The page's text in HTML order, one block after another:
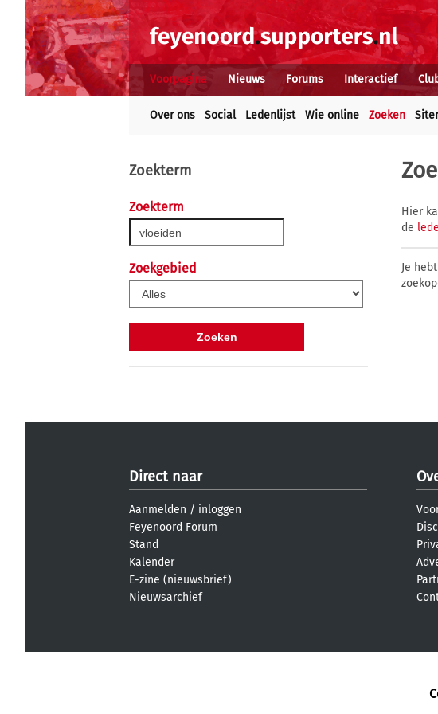
Voorpagina Nieuws Forums Interactief
Over ons Social Ledenlijst Wie online Zoeken
Zoekterm
Zoekterm
Zoekgebied
Hier
de
Je
Direct naar
Aanmelden / inloggen
Feyenoord Forum
Stand
Kalender
E-zine (nieuwsbrief)
Nieuwsarchief